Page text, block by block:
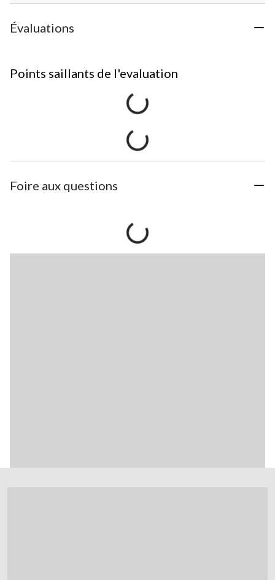
Évaluations
Points saillants de l'evaluation
Foire aux questions